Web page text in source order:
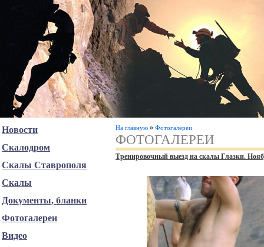
На главную » Фотогалереи
ФОТОГАЛЕРЕИ
Тренировочный выезд на скалы Глазки.
Новости
Скалодром
Скалы Ставрополя
Скалы
Документы, бланки
Фотогалереи
Видео